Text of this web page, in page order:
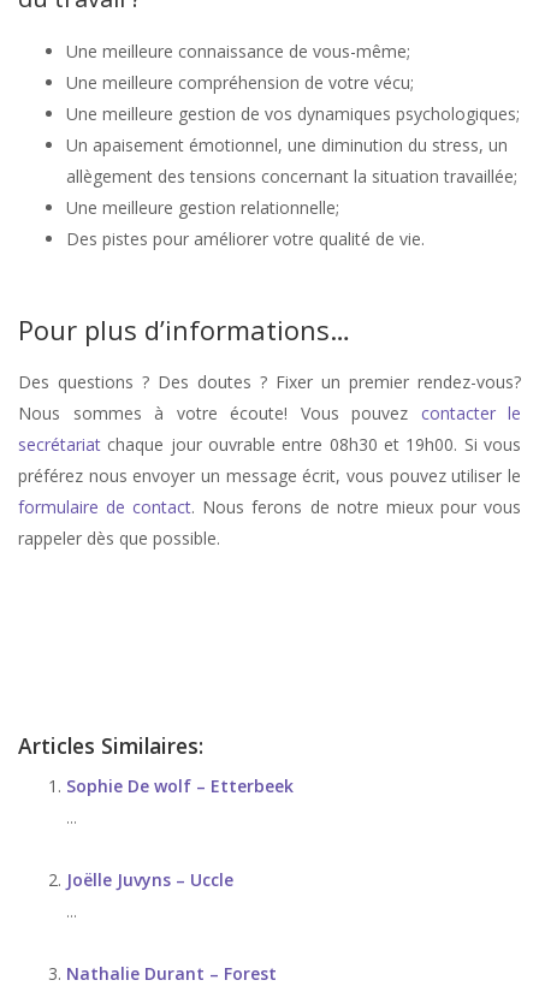
Une meilleure connaissance de vous-même;
Une meilleure compréhension de votre vécu;
Une meilleure gestion de vos dynamiques psychologiques;
Un apaisement émotionnel, une diminution du stress, un
allègement des tensions concernant la situation travaillée;
Une meilleure gestion relationnelle;
Des pistes pour améliorer votre qualité de vie.
Pour plus d’informations…
Des questions ? Des doutes ? Fixer un premier rendez-vous?
Nous sommes à votre écoute! Vous pouvez contacter le
secrétariat chaque jour ouvrable entre 08h30 et 19h00. Si vous
préférez nous envoyer un message écrit, vous pouvez utiliser le
formulaire de contact. Nous ferons de notre mieux pour vous
rappeler dès que possible.
Articles Similaires:
Sophie De wolf – Etterbeek
...
Joëlle Juvyns – Uccle
...
Nathalie Durant – Forest